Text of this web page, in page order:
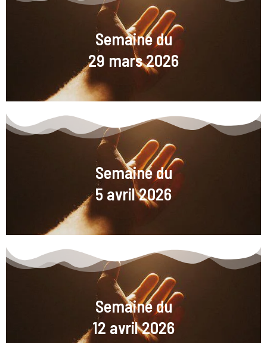
Semaine du
29 mars 2026
Semaine du
5 avril 2026
Semaine du
12 avril 2026